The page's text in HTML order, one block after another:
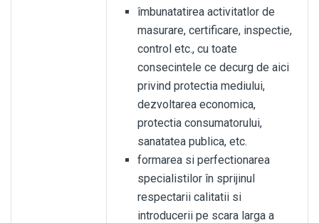
îmbunatatirea activitatlor de
masurare, certificare, inspectie,
control etc., cu toate
consecintele ce decurg de aici
privind protectia mediului,
dezvoltarea economica,
protectia consumatorului,
sanatatea publica, etc.
formarea si perfectionarea
specialistilor în sprijinul
respectarii calitatii si
introducerii pe scara larga a